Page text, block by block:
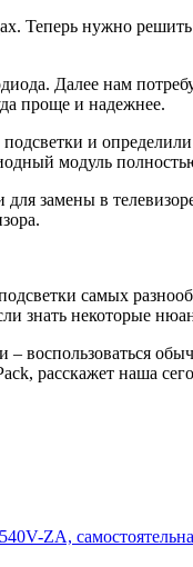
Теперь нужно
Далее нам
проще и надежнее.
и
модуль
замены в
самых
знать некоторые
воспользоваться
расскажет наша
ZA,